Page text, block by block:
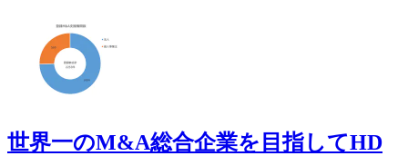
世界一のM&A総合企業を目指してHD